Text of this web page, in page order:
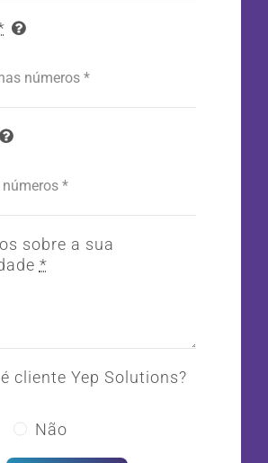
sobre a sua
*
cliente Yep Solutions?
Não